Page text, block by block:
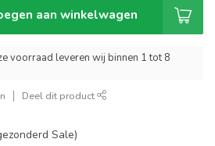
aan winkelwagen
voorraad leveren wij binnen 1 tot 8
Deel dit product
Sale)